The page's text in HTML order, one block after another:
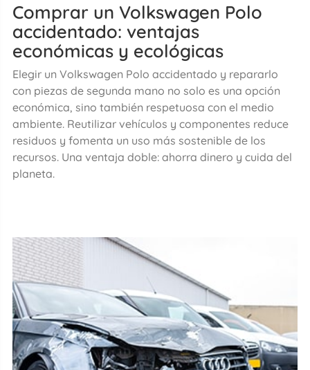
Comprar un Volkswagen Polo
accidentado: ventajas
económicas y ecológicas
Elegir un Volkswagen Polo accidentado y repararlo
con piezas de segunda mano no solo es una opción
económica, sino también respetuosa con el medio
ambiente. Reutilizar vehículos y componentes reduce
residuos y fomenta un uso más sostenible de los
recursos. Una ventaja doble: ahorra dinero y cuida del
planeta.